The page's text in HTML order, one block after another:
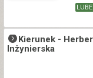
Kierunek -
Inżynierska